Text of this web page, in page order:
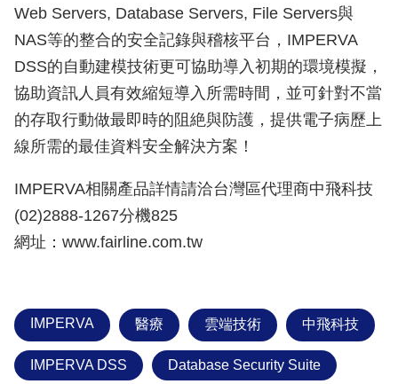
Web Servers, Database Servers, File Servers與
NAS等的整合的安全記錄與稽核平台，IMPERVA
DSS的自動建模技術更可協助導入初期的環境模擬，
協助資訊人員有效縮短導入所需時間，並可針對不當
的存取行動做最即時的阻絶與防護，提供電子病歷上
線所需的最佳資料安全解決方案！
IMPERVA相關產品詳情請洽台灣區代理商中飛科技
(02)2888-1267分機825
網址：www.fairline.com.tw
IMPERVA 醫療 雲端技術 中飛科技
IMPERVA DSS Database Security Suite